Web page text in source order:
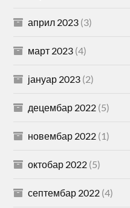
април 2023 (3)
март 2023 (4)
јануар 2023 (2)
децембар 2022 (5)
новембар 2022 (1)
октобар 2022 (5)
септембар 2022 (4)